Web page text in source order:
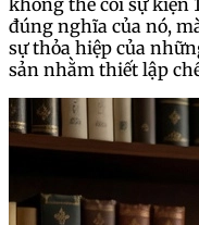
không thể coi sự kiện
đúng nghĩa của nó,
sự thỏa hiệp của
sản nhằm thiết lập